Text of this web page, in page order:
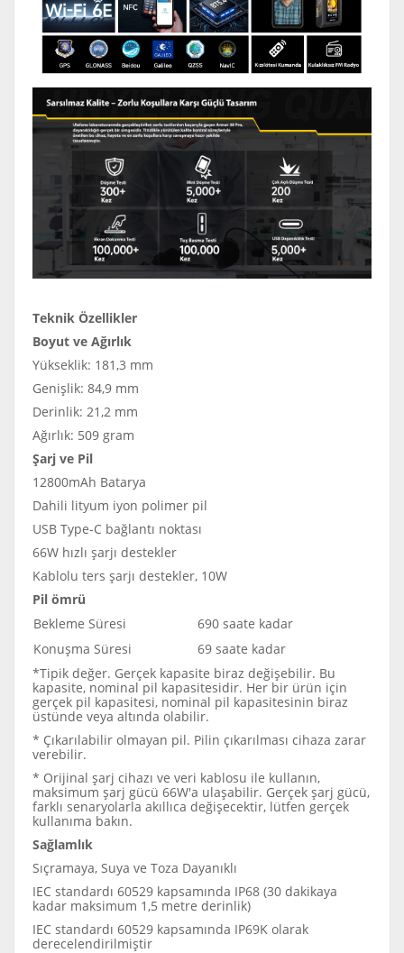
Teknik Özellikler
Boyut ve Ağırlık
Yükseklik: 181,3 mm
Genişlik: 84,9 mm
Derinlik: 21,2 mm
Ağırlık: 509 gram
Şarj ve Pil
12800mAh Batarya
Dahili lityum iyon polimer pil
USB Type-C bağlantı noktası
66W hızlı şarjı destekler
Kablolu ters şarjı destekler, 10W
Pil ömrü
Bekleme Süresi
690 saate kadar
Konuşma Süresi
69 saate kadar
*Tipik değer. Gerçek kapasite biraz değişebilir. Bu
kapasite, nominal pil kapasitesidir. Her bir ürün için
gerçek pil kapasitesi, nominal pil kapasitesinin biraz
üstünde veya altında olabilir.
* Çıkarılabilir olmayan pil. Pilin çıkarılması cihaza zarar
verebilir.
* Orijinal şarj cihazı ve veri kablosu ile kullanın,
maksimum şarj gücü 66W'a ulaşabilir. Gerçek şarj gücü,
farklı senaryolarla akıllıca değişecektir, lütfen gerçek
kullanıma bakın.
Sağlamlık
Sıçramaya, Suya ve Toza Dayanıklı
IEC standardı 60529 kapsamında IP68 (30 dakikaya
kadar maksimum 1,5 metre derinlik)
IEC standardı 60529 kapsamında IP69K olarak
derecelendirilmiştir